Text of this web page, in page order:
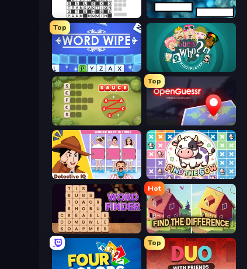
Crossword The Dumb Test
Top
Word Wipe Guess Who Online
Crocword
Top
OpenGuessr - Geo Guessing
Detective IQ: Brain Games Find The Cow
Word Finder
Hot
Find The Difference
Top